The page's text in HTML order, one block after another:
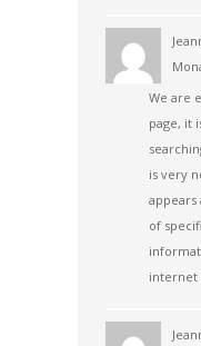
We are
page, it
is very
appears
of
internet